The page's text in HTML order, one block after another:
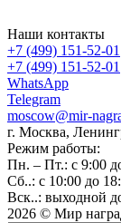
Наши контакты
+7 (499) 151-52-01
+7 (499) 151-52-01
WhatsApp
Telegram
moscow@mir-
г. Москва,
Режим работы:
Пн. – Пт.: с 9:00
Сб..: с 10:00 до
Вск..: выходной
2026 © Мир